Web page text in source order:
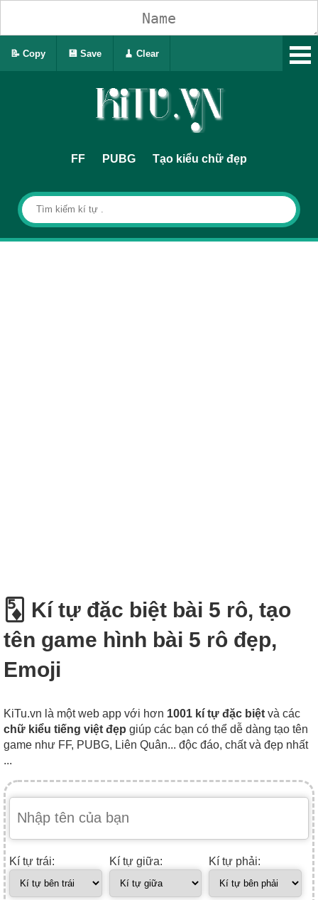
FF PUBG Tạo kiểu chữ đẹp
🃅 Kí tự đặc biệt bài 5 rô, tạo
tên game hình bài 5 rô đẹp,
Emoji
KiTu.vn là một web app với hơn 1001 kí tự đặc biệt và các
chữ kiểu tiếng việt đẹp giúp các bạn có thể dễ dàng tạo tên
game như FF, PUBG, Liên Quân... độc đáo, chất và đẹp nhất
...
Kí tự trái: Kí tự giữa: Kí tự phải:
📝 Copy 💾 Save 🧹 Clear